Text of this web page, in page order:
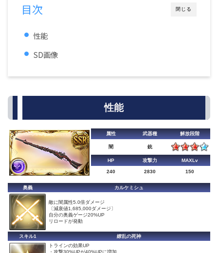
閉じる
目次
性能
SD画像
性能
属性 武器種 解放段階
闇 銃
HP 攻撃力 MAXLv
240 2830 150
奥義 カルケミシュ
敵に闇属性5.0倍ダメージ
〔減衰値1,685,000ダメージ〕
自分の奥義ゲージ20%UP
リロードが発動
スキル1
繚乱の死神
トラインの効果UP
・攻撃30%UPが40%UPに増加